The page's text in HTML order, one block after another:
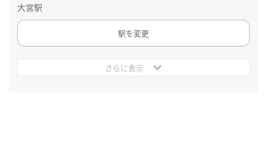
大宮駅
駅を変更
さらに表示